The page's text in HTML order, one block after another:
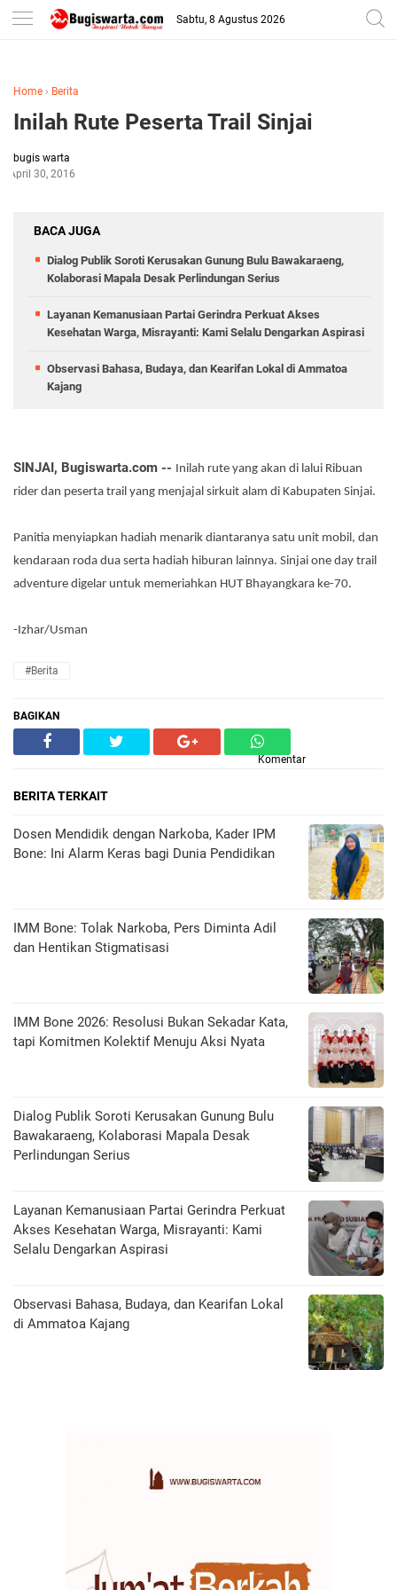
-->
Sabtu, 8 Agustus 2026
Home › Berita
Inilah Rute Peserta Trail Sinjai
bugis warta
April 30, 2016
BACA JUGA
Dialog Publik Soroti Kerusakan Gunung Bulu Bawakaraeng,
Kolaborasi Mapala Desak Perlindungan Serius
Layanan Kemanusiaan Partai Gerindra Perkuat Akses
Kesehatan Warga, Misrayanti: Kami Selalu Dengarkan Aspirasi
Observasi Bahasa, Budaya, dan Kearifan Lokal di Ammatoa
Kajang
SINJAI, Bugiswarta.com -- Inilah rute yang akan di lalui Ribuan
rider dan peserta trail yang menjajal sirkuit alam di Kabupaten Sinjai.
Panitia menyiapkan hadiah menarik diantaranya satu unit mobil, dan
kendaraan roda dua serta hadiah hiburan lainnya. Sinjai one day trail
adventure digelar untuk memeriahkan HUT Bhayangkara ke-70.
-Izhar/Usman
#Berita
BAGIKAN
Komentar
BERITA TERKAIT
Dosen Mendidik dengan Narkoba, Kader IPM
Bone: Ini Alarm Keras bagi Dunia Pendidikan
IMM Bone: Tolak Narkoba, Pers Diminta Adil
dan Hentikan Stigmatisasi
IMM Bone 2026: Resolusi Bukan Sekadar Kata,
tapi Komitmen Kolektif Menuju Aksi Nyata
Dialog Publik Soroti Kerusakan Gunung Bulu
Bawakaraeng, Kolaborasi Mapala Desak
Perlindungan Serius
Layanan Kemanusiaan Partai Gerindra Perkuat
Akses Kesehatan Warga, Misrayanti: Kami
Selalu Dengarkan Aspirasi
Observasi Bahasa, Budaya, dan Kearifan Lokal
di Ammatoa Kajang